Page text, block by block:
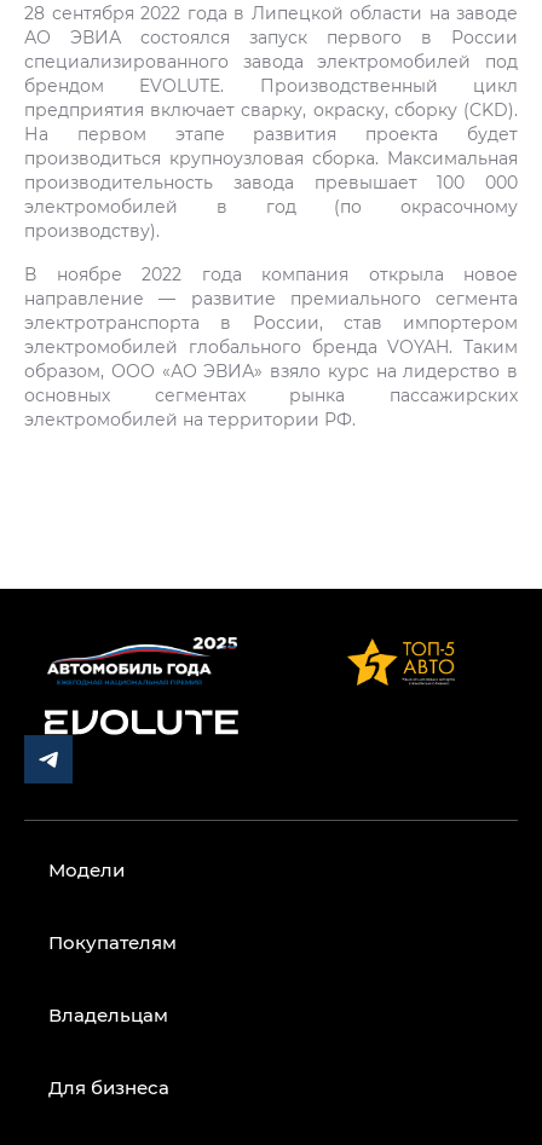
28 сентября 2022 года в Липецкой области на заводе
АО ЭВИА состоялся запуск первого в России
специализированного завода электромобилей под
брендом EVOLUTE. Производственный цикл
предприятия включает сварку, окраску, сборку (CKD).
На первом этапе развития проекта будет
производиться крупноузловая сборка. Максимальная
производительность завода превышает 100 000
электромобилей в год (по окрасочному
производству).
В ноябре 2022 года компания открыла новое
направление — развитие премиального сегмента
электротранспорта в России, став импортером
электромобилей глобального бренда VOYAH. Таким
образом, ООО «АО ЭВИА» взяло курс на лидерство в
основных сегментах рынка пассажирских
электромобилей на территории РФ.
Модели
Покупателям
Владельцам
Для бизнеса